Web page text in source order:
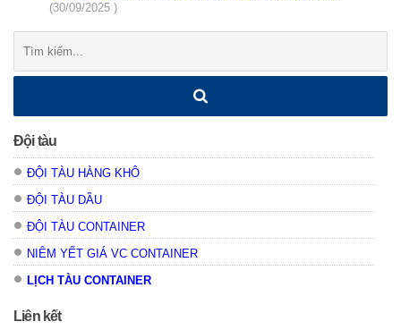
(30/09/2025 )
kiếm:
Đội tàu
ĐỘI TÀU HÀNG KHÔ
ĐỘI TÀU DẦU
ĐỘI TÀU CONTAINER
NIÊM YẾT GIÁ VC CONTAINER
LỊCH TÀU CONTAINER
Liên kết